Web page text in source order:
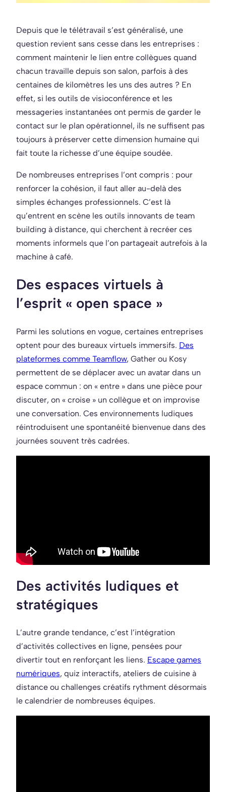
Depuis que le télétravail s’est généralisé, une
question revient sans cesse dans les entreprises :
comment maintenir le lien entre collègues quand
chacun travaille depuis son salon, parfois à des
centaines de kilomètres les uns des autres ? En
effet, si les outils de visioconférence et les
messageries instantanées ont permis de garder le
contact sur le plan opérationnel, ils ne suffisent pas
toujours à préserver cette dimension humaine qui
fait toute la richesse d’une équipe soudée.
De nombreuses entreprises l’ont compris : pour
renforcer la cohésion, il faut aller au-delà des
simples échanges professionnels. C’est là
qu’entrent en scène les outils innovants de team
building à distance, qui cherchent à recréer ces
moments informels que l’on partageait autrefois à la
machine à café.
Des espaces virtuels à
l’esprit « open space »
Parmi les solutions en vogue, certaines entreprises
optent pour des bureaux virtuels immersifs. Des
plateformes comme Teamflow, Gather ou Kosy
permettent de se déplacer avec un avatar dans un
espace commun : on « entre » dans une pièce pour
discuter, on « croise » un collègue et on improvise
une conversation. Ces environnements ludiques
réintroduisent une spontanéité bienvenue dans des
journées souvent très cadrées.
Des activités ludiques et
stratégiques
L’autre grande tendance, c’est l’intégration
d’activités collectives en ligne, pensées pour
divertir tout en renforçant les liens. Escape games
numériques, quiz interactifs, ateliers de cuisine à
distance ou challenges créatifs rythment désormais
le calendrier de nombreuses équipes.